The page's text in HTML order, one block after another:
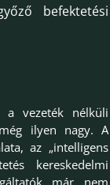
befektetési
a vezeték nélküli
ilyen nagy. A
az „intelligens
kereskedelmi